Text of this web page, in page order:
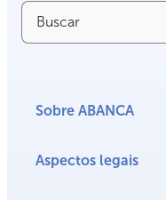
Buscar
Sobre ABANCA
Aspectos legais